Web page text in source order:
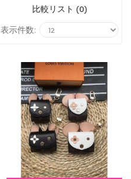
比較リスト (0)
表示件数: